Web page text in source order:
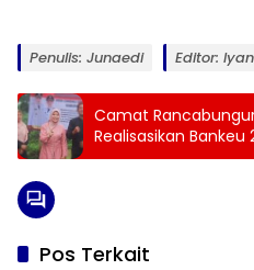
Penulis: Junaedi Editor:
Camat
Realisasikan Bankeu
Pos Terkait